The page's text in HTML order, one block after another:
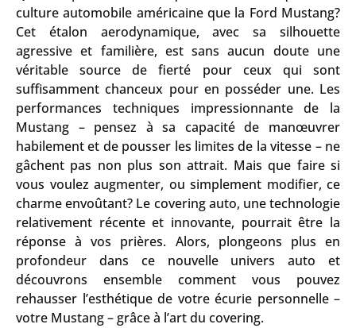
culture automobile américaine que la Ford Mustang?
Cet étalon aerodynamique, avec sa silhouette
agressive et familière, est sans aucun doute une
véritable source de fierté pour ceux qui sont
suffisamment chanceux pour en posséder une. Les
performances techniques impressionnante de la
Mustang – pensez à sa capacité de manœuvrer
habilement et de pousser les limites de la vitesse – ne
gâchent pas non plus son attrait. Mais que faire si
vous voulez augmenter, ou simplement modifier, ce
charme envoûtant? Le covering auto, une technologie
relativement récente et innovante, pourrait être la
réponse à vos prières. Alors, plongeons plus en
profondeur dans ce nouvelle univers auto et
découvrons ensemble comment vous pouvez
rehausser l’esthétique de votre écurie personnelle –
votre Mustang – grâce à l’art du covering.